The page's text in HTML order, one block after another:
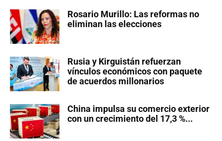
Rosario Murillo: Las reformas no
eliminan las elecciones
Rusia y Kirguistán refuerzan
vínculos económicos con paquete
de acuerdos millonarios
China impulsa su comercio exterior
con un crecimiento del 17,3 %...